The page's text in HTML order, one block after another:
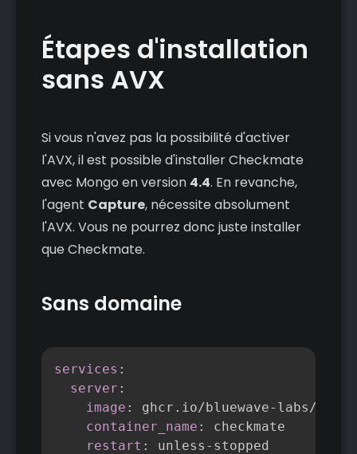
Étapes d'installation
sans AVX
Si vous n'avez pas la possibilité d'activer
l'AVX, il est possible d'installer Checkmate
avec Mongo en version 4.4. En revanche,
l'agent Capture, nécessite absolument
l'AVX. Vous ne pourrez donc juste installer
que Checkmate.
Sans domaine
services :
server :
image : ghcr.io/bluewave- labs/
container_name :
checkmate
restart : unless - stopped